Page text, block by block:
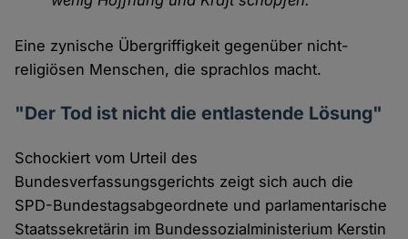
Eine zynische Übergriffigkeit gegenüber nicht-
religiösen Menschen, die sprachlos macht.
"Der Tod ist nicht die entlastende Lösung"
Schockiert vom Urteil des
Bundesverfassungsgerichts zeigt sich auch die
SPD-Bundestagsabgeordnete und parlamentarische
Staatssekretärin im Bundessozialministerium Kerstin